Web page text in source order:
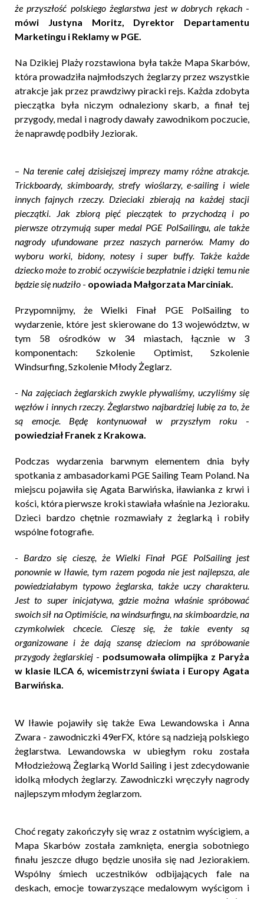
że przyszłość polskiego żeglarstwa jest w dobrych rękach -
mówi Justyna Moritz, Dyrektor Departamentu
Marketingu i Reklamy w PGE.
Na Dzikiej Plaży rozstawiona była także Mapa Skarbów,
która prowadziła najmłodszych żeglarzy przez wszystkie
atrakcje jak przez prawdziwy piracki rejs. Każda zdobyta
pieczątka była niczym odnaleziony skarb, a finał tej
przygody, medal i nagrody dawały zawodnikom poczucie,
że naprawdę podbiły Jeziorak.
– Na terenie całej dzisiejszej imprezy mamy różne atrakcje.
Trickboardy, skimboardy, strefy wioślarzy, e-sailing i wiele
innych fajnych rzeczy. Dzieciaki zbierają na każdej stacji
pieczątki. Jak zbiorą pięć pieczątek to przychodzą i po
pierwsze otrzymują super medal PGE PolSailingu, ale także
nagrody ufundowane przez naszych parnerów. Mamy do
wyboru worki, bidony, notesy i super buffy. Także każde
dziecko może to zrobić oczywiście bezpłatnie i dzięki temu nie
będzie się nudziło - opowiada Małgorzata Marciniak.
Przypomnijmy, że Wielki Finał PGE PolSailing to
wydarzenie, które jest skierowane do 13 województw, w
tym 58 ośrodków w 34 miastach, łącznie w 3
komponentach: Szkolenie Optimist, Szkolenie
Windsurfing, Szkolenie Młody Żeglarz.
- Na zajęciach żeglarskich zwykle pływaliśmy, uczyliśmy się
węzłów i innych rzeczy. Żeglarstwo najbardziej lubię za to, że
są emocje. Będę kontynuował w przyszłym roku -
powiedział Franek z Krakowa.
Podczas wydarzenia barwnym elementem dnia były
spotkania z ambasadorkami PGE Sailing Team Poland. Na
miejscu pojawiła się Agata Barwińska, iławianka z krwi i
kości, która pierwsze kroki stawiała właśnie na Jezioraku.
Dzieci bardzo chętnie rozmawiały z żeglarką i robiły
wspólne fotografie.
- Bardzo się cieszę, że Wielki Finał PGE PolSailing jest
ponownie w Iławie, tym razem pogoda nie jest najlepsza, ale
powiedziałabym typowo żeglarska, także uczy charakteru.
Jest to super inicjatywa, gdzie można właśnie spróbować
swoich sił na Optimiście, na windsurfingu, na skimboardzie, na
czymkolwiek chcecie. Cieszę się, że takie eventy są
organizowane i że dają szansę dzieciom na spróbowanie
przygody żeglarskiej - podsumowała olimpijka z Paryża
w klasie ILCA 6, wicemistrzyni świata i Europy Agata
Barwińska.
W Iławie pojawiły się także Ewa Lewandowska i Anna
Zwara - zawodniczki 49erFX, które są nadzieją polskiego
żeglarstwa. Lewandowska w ubiegłym roku została
Młodzieżową Żeglarką World Sailing i jest zdecydowanie
idolką młodych żeglarzy. Zawodniczki wręczyły nagrody
najlepszym młodym żeglarzom.
Choć regaty zakończyły się wraz z ostatnim wyścigiem, a
Mapa Skarbów została zamknięta, energia sobotniego
finału jeszcze długo będzie unosiła się nad Jeziorakiem.
Wspólny śmiech uczestników odbijających fale na
deskach, emocje towarzyszące medalowym wyścigom i